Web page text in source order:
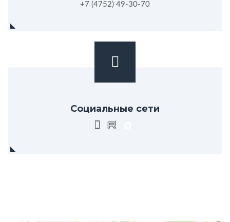
+7 (4752) 49-30-70
Социальные сети